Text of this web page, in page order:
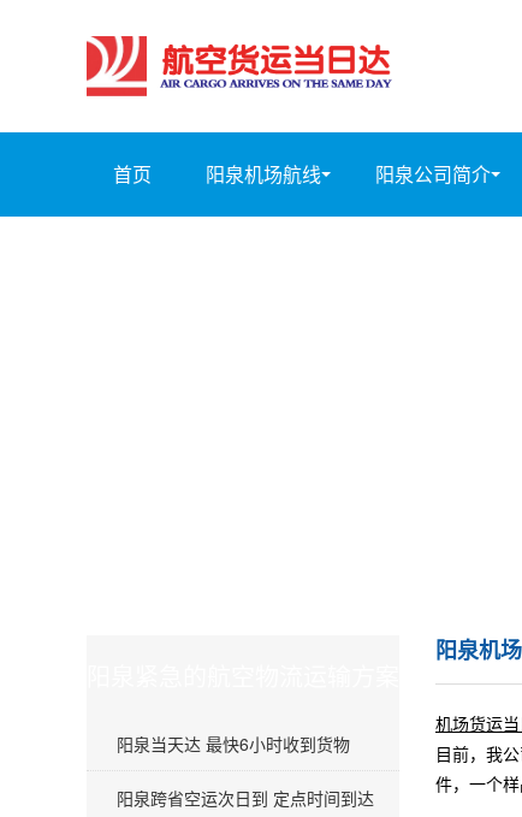
首页 阳泉机场航线 阳泉公司简介
阳泉当天达 最快6小时收到货物
阳泉跨省空运次日到 定点时间到达
阳泉机
机场货运
目前，我
件，一个